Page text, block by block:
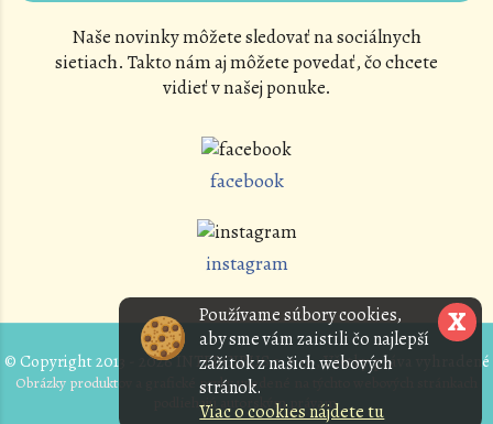
Naše novinky môžete sledovať na sociálnych
sietiach. Takto nám aj môžete povedať, čo chcete
vidieť v našej ponuke.
facebook
instagram
© Copyright 2013 - 2026 INTERCIBUS s. r. o. , Všetky práva vyhradené
Obrázky produktov a grafické prvky uvedené na týchto webových stránkach
podliehajú autorským právam.
Používame súbory cookies,
aby sme vám zaistili čo najlepší
zážitok z našich webových
stránok.
Viac o cookies nájdete tu
X